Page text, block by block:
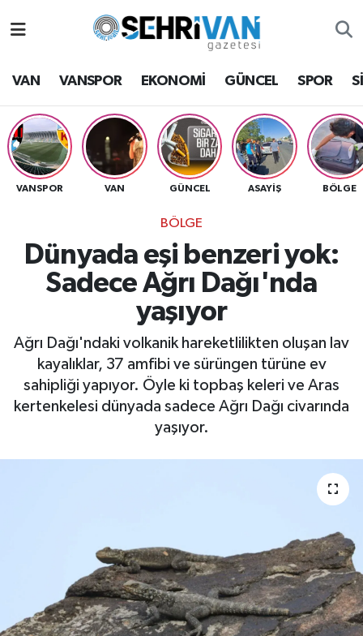
VAN VANSPOR EKONOMİ GÜNCEL SPOR
VANSPOR VAN GÜNCEL ASAYİŞ BÖLGE
BÖLGE
Dünyada eşi benzeri yok:
Sadece Ağrı Dağı'nda
yaşıyor
Ağrı Dağı'ndaki volkanik hareketlilikten oluşan lav
kayalıklar, 37 amfibi ve sürüngen türüne ev
sahipliği yapıyor. Öyle ki topbaş keleri ve Aras
kertenkelesi dünyada sadece Ağrı Dağı civarında
yaşıyor.
Van Hava Durumu
VAN Namaz Vakitleri
Van Trafik Yoğunluk Haritası
Süper Lig Puan Durumu ve Fikstür
Tüm Manşetler
Son Dakika Haberleri
Haber Arşivi